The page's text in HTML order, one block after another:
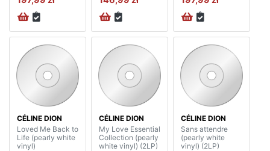
CÉLINE DION
Loved Me Back to
Life (pearly white
vinyl)
CÉLINE DION
My Love Essential
Collection (pearly
white vinyl) (2LP)
CÉLINE DION
Sans attendre
(pearly white
vinyl) (2LP)